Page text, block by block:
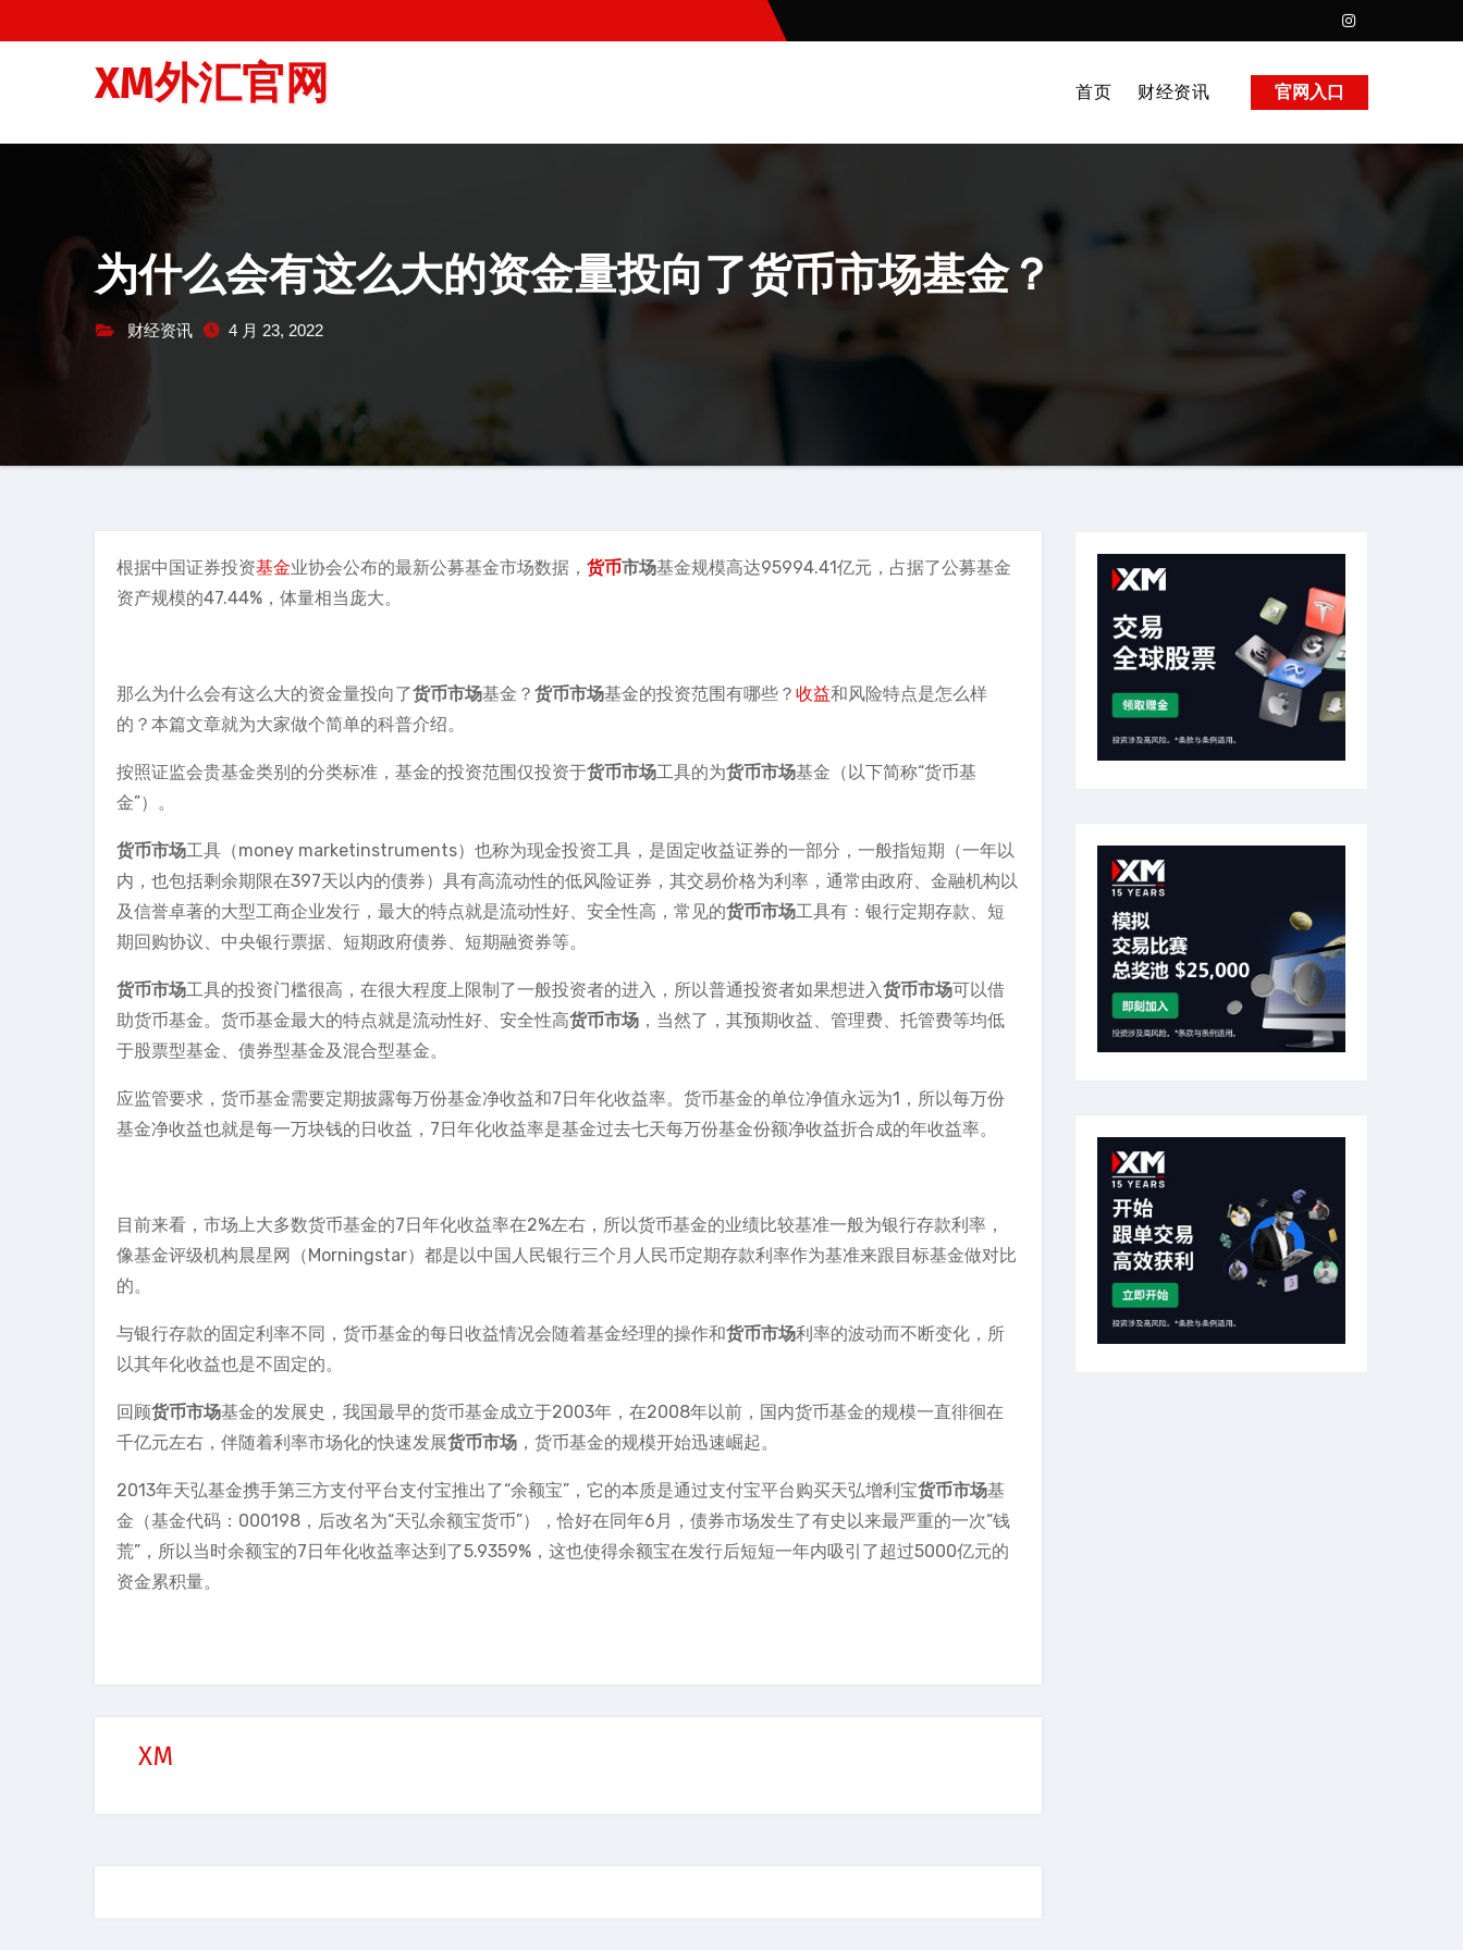
至
XM外汇官网 首页 财经资讯 官网入口
为什么会有这么大的资金量投向了货币市场基金？
财经资讯 4 月 23, 2022
根据中国证券投资基金业协会公布的最新公募基金市场数据， 货币市场基金规模高达95994.41亿元，占据了公募基金
资产规模的47.44%，体量相当庞大。
那么为什么会有这么大的资金量投向了货币市场基金？ 货币市场基金的投资范围有哪些？ 收益和风险特点是怎么样
的？本篇文章就为大家做个简单的科普介绍。
按照证监会贵基金类别的分类标准，基金的投资范围仅投资于货币市场工具的为货币市场基金（以下简称“货币基
金”）。
货币市场工具（money marketinstruments）也称为现金投资工具，是固定收益证券的一部分，一般指短期（一年以
内，也包括剩余期限在397天以内的债券）具有高流动性的低风险证券，其交易价格为利率，通常由政府、金融机构以
及信誉卓著的大型工商企业发行，最大的特点就是流动性好、安全性高，常见的货币市场工具有：银行定期存款、短
期回购协议、中央银行票据、短期政府债券、短期融资券等。
货币市场工具的投资门槛很高，在很大程度上限制了一般投资者的进入，所以普通投资者如果想进入货币市场可以借
助货币基金。货币基金最大的特点就是流动性好、安全性高货币市场 ，当然了，其预期收益、管理费、托管费等均低
于股票型基金、债券型基金及混合型基金。
应监管要求，货币基金需要定期披露每万份基金净收益和7日年化收益率。货币基金的单位净值永远为1，所以每万份
基金净收益也就是每一万块钱的日收益，7日年化收益率是基金过去七天每万份基金份额净收益折合成的年收益率。
目前来看，市场上大多数货币基金的7日年化收益率在2%左右，所以货币基金的业绩比较基准一般为银行存款利率，
像基金评级机构晨星网（Morningstar）都是以中国人民银行三个月人民币定期存款利率作为基准来跟目标基金做对比
的。
与银行存款的固定利率不同，货币基金的每日收益情况会随着基金经理的操作和货币市场利率的波动而不断变化，所
以其年化收益也是不固定的。
回顾货币市场基金的发展史，我国最早的货币基金成立于2003年，在2008年以前，国内货币基金的规模一直徘徊在
千亿元左右，伴随着利率市场化的快速发展货币市场 ，货币基金的规模开始迅速崛起。
2013年天弘基金携手第三方支付平台支付宝推出了“余额宝”，它的本质是通过支付宝平台购买天弘增利宝货币市场基
金（基金代码：000198，后改名为“天弘余额宝货币”），恰好在同年6月，债券市场发生了有史以来最严重的一次“钱
荒”，所以当时余额宝的7日年化收益率达到了5.9359%，这也使得余额宝在发行后短短一年内吸引了超过5000亿元的
资金累积量。
XM